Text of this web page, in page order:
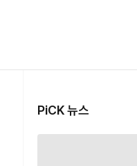
PiCK 뉴스